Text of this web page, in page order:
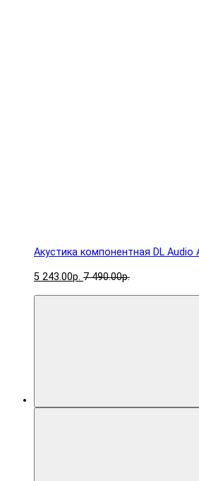
Акустика компонентная DL Audio
5 243.00р. 7 490.00р.